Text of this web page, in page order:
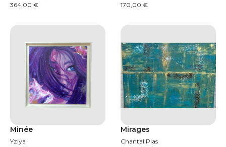
364,00 € 170,00 €
Minée
Yziya
Mirages
Chantal Plas